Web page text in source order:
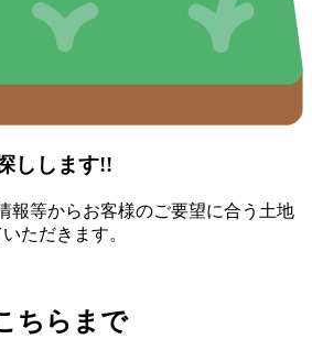
しします!!
報等からお客様のご要望に合う土地
ただきます。
ちらまで